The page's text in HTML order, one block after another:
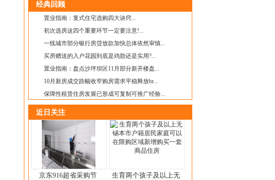
经典回顾
置业指南：复式住宅选购四大诀窍...
初次选房这四个重要环节一定要注意!...
一线城市部分银行房贷放款加快总体依然审慎...
买房赠送的入户花园到底是鸡肋还是实用?...
​置业指南：盘点沙坪坝区11月部分新开楼盘...
10月新房成交跌幅收窄购房需求平稳释放br...
保障性租赁住房发展已形成可复制可推广经验...
近日关注
京东916超省采购节 生育两个孩子及以上无